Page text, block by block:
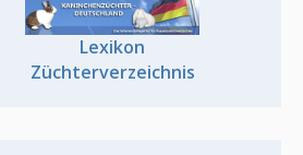
Lexikon
Züchterverzeichnis